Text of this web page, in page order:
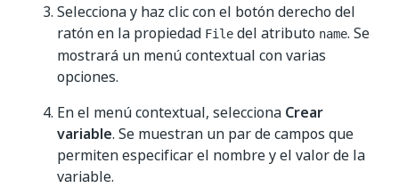
Selecciona y haz clic con el botón derecho del
ratón en la propiedad File del atributo name. Se
mostrará un menú contextual con varias
opciones.
En el menú contextual, selecciona Crear
variable. Se muestran un par de campos que
permiten especificar el nombre y el valor de la
variable.